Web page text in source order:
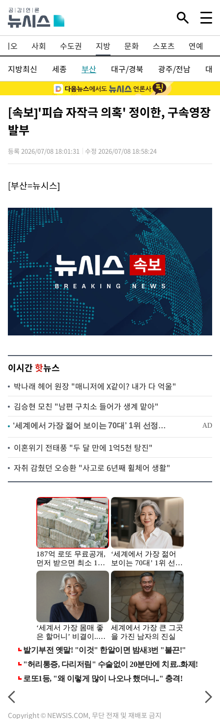
오 사회 수도권 지방 문화 스포츠 연예
지방최신
세종 부산 대구/경북 광주/전남 대
[속보]'피습 자작극 의혹' 정이한, 구속영장
발부
등록 2026/07/08 18:01:31 수정 2026/07/08 18:58:24
[부산=뉴시스]
이시간핫뉴스
박나래 헤어 원장 "매니저에 X같이? 내가 다 억울"
김승현 모친 "남편 구치소 들어가 생계 맡아"
이혼위기 전태풍 "두 달 만에 1억5천 탕진"
자취 감췄던 오승환 "사고로 6년째 휠체어 생활"
Copyright © NEWSIS.COM, 무단 전재 및 재배포 금지